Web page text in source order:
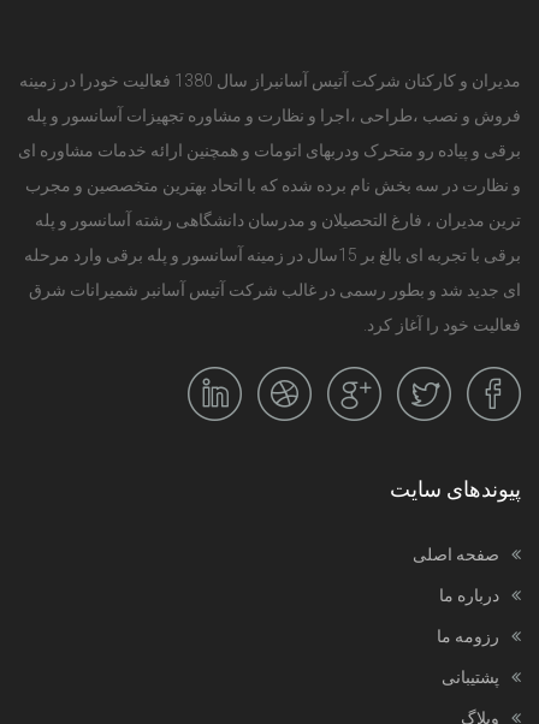
مدیران و کارکنان شرکت آتیس آسانبراز سال 1380 فعالیت خودرا در زمینه
فروش و نصب ،طراحی ،اجرا و نظارت و مشاوره تجهیزات آسانسور و پله
برقی و پیاده رو متحرک ودربهای اتومات و همچنین ارائه خدمات مشاوره ای
و نظارت در سه بخش نام برده شده که با اتحاد بهترین متخصصین و مجرب
ترین مدیران ، فارغ التحصیلان و مدرسان دانشگاهی رشته آسانسور و پله
برقی با تجربه ای بالغ بر 15سال در زمینه آسانسور و پله برقی وارد مرحله
ای جدید شد و بطور رسمی در غالب شرکت آتیس آسانبر شمیرانات شرق
فعالیت خود را آغاز کرد.
پیوندهای سایت
صفحه اصلی
درباره ما
رزومه ما
پشتیبانی
وبلاگ